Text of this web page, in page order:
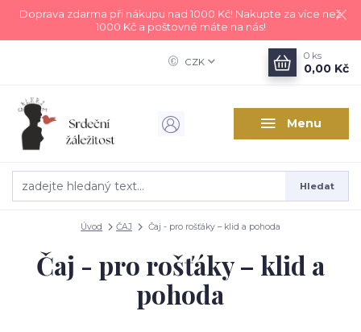
Doprava zdarma při nákupu nad 1000 Kč! Nakupte za více než
1000 Kč a poštovné máte na nás!
Menu
CZK
Hledat
0 ks
0,00 Kč
Úvod ČAJ Čaj - pro rošťáky – klid a pohoda
Čaj - pro rošťáky – klid a
pohoda